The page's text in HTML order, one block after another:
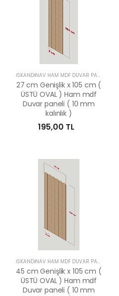
İSKANDİNAV HAM MDF DUVAR PANELLERİ
27 cm Genişlik x 105 cm (
ÜSTÜ OVAL ) Ham mdf
Duvar paneli ( 10 mm
kalınlık )
195,00 TL
İSKANDİNAV HAM MDF DUVAR PANELLERİ
45 cm Genişlik x 105 cm (
ÜSTÜ OVAL ) Ham mdf
Duvar paneli ( 10 mm